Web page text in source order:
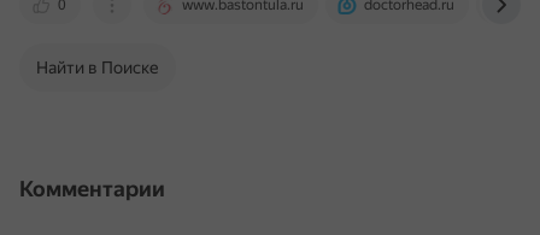
0 www.bastontula.ru doctorhead.ru
Найти в Поиске
Комментарии